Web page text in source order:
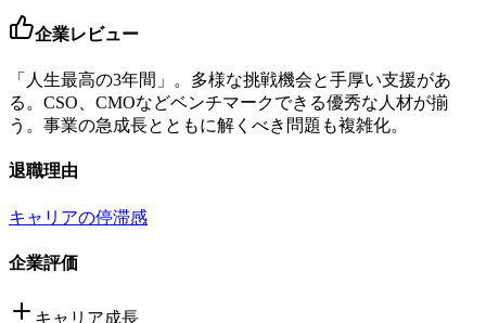
企業レビュー
「人生最高の3年間」。多様な挑戦機会と手厚い支援があ
る。CSO、CMOなどベンチマークできる優秀な人材が揃
う。事業の急成長とともに解くべき問題も複雑化。
退職理由
キャリアの停滞感
企業評価
キャリア成長